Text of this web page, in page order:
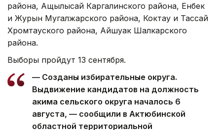
района, Ащылысай Каргалинского района, Енбек
и Журын Мугалжарского района, Коктау и Тассай
Хромтауского района, Айшуак Шалкарского
района.
Выборы пройдут 13 сентября.
— Созданы избирательные округа.
Выдвижение кандидатов на должность
акима сельского округа началось 6
августа, — сообщили в Актюбинской
областной территориальной